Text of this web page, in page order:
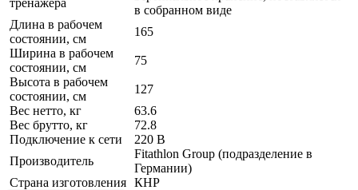
в собранном виде
Длина в рабочем
состоянии, см
165
Ширина в рабочем
состоянии, см
75
Высота в рабочем
состоянии, см
127
Вес нетто, кг
63.6
Вес брутто, кг
72.8
Подключение к сети
220 В
Производитель
Fitathlon Group (подразделение в
Германии)
Страна изготовления КНР